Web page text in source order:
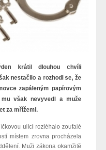
krátil dlouhou chvíli
nestačilo a rozhodl se, že
zapáleným papírovým
však nevyvedl a muže
za mřížemi.
ulicí rozléhalo zoufalé
místem zrovna procházela
Muži zákona okamžitě